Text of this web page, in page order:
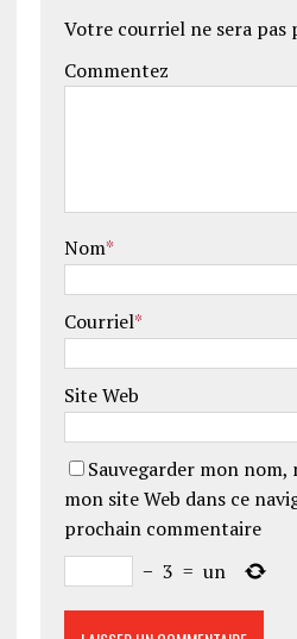
Votre courriel ne sera pas
Commentez
Nom*
Courriel*
Site Web
Sauvegarder mon
mon site Web dans ce
prochain commentaire
− 3 = un